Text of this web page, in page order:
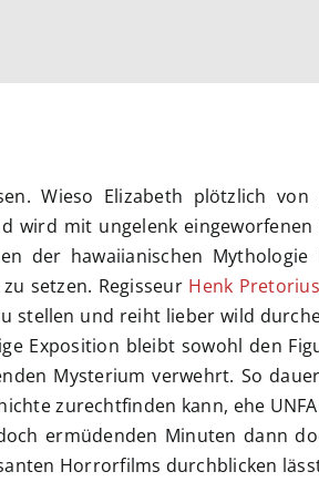
Wieso Elizabeth plötzlich von
wird mit ungelenk eingeworfenen
der hawaiianischen Mythologie
setzen. Regisseur Henk Pretorius
stellen und reiht lieber wild
Exposition bleibt sowohl den
Mysterium verwehrt. So
zurechtfinden kann, ehe
ermüdenden Minuten dann
Horrorfilms durchblicken